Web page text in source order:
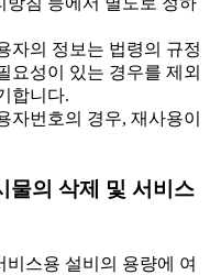
자의 정보는 법령의 규정
요성이 있는 경우를 제외
합니다.
번호의 경우, 재사용이
물의 삭제 및 서비스
스용 설비의 용량에 여